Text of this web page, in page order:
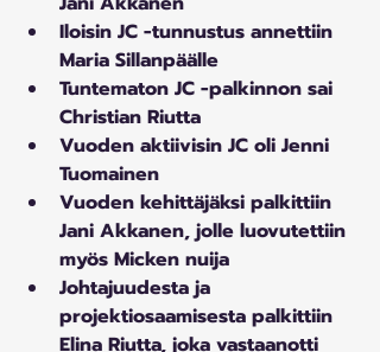
Iloisin JC -tunnustus annettiin
Maria Sillanpäälle
Tuntematon JC -palkinnon sai
Christian Riutta
Vuoden aktiivisin JC oli Jenni
Tuomainen
Vuoden kehittäjäksi palkittiin
Jani Akkanen, jolle luovutettiin
myös Micken nuija
Johtajuudesta ja
projektiosaamisesta palkittiin
Elina Riutta, joka vastaanotti